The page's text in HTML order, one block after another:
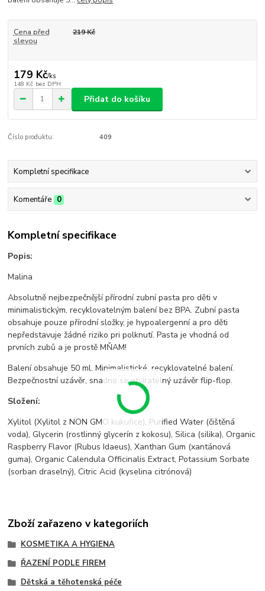
Cena před
slevou
219 Kč
179 Kč/ks
148 Kč bez DPH
Přidat do košíku
Číslo produktu: 409
Kompletní specifikace
Komentáře 0
Kompletní specifikace
Popis:
Malina
Absolutně nejbezpečnější přírodní zubní pasta pro děti v
minimalistickým, recyklovatelným balení bez BPA. Zubní pasta
obsahuje pouze přírodní složky, je hypoalergenní a pro děti
nepředstavuje žádné riziko pri polknutí. Pasta je vhodná od
prvních zubů a je prostě MŇAM!
Balení obsahuje 50 ml. Minimalistické, recyklovatelné balení.
Bezpečnostní uzávěr, snadno se otvíratelný uzávěr flip-flop.
Složení:
Xylitol (Xylitol z NON GMO kukuřice), Purified Water (čištěná
voda), Glycerin (rostlinný glycerín z kokosu), Silica (silika), Organic
Raspberry Flavor (Rubus Idaeus), Xanthan Gum (xantánová
guma), Organic Calendula Officinalis Extract, Potassium Sorbate
(sorban draselný), Citric Acid (kyselina citrónová)
Zboží zařazeno v kategoriích
KOSMETIKA A HYGIENA
ŘAZENÍ PODLE FIREM
Dětská a těhotenská péče